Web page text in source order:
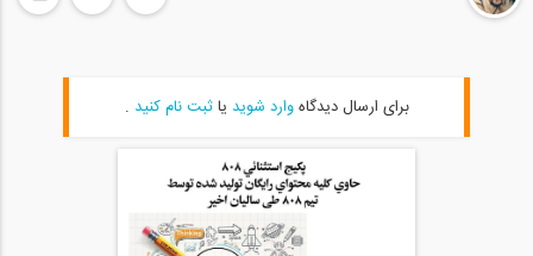
02:58
اصول مدیریت ساخت- مقدمه (ترجمه و دوبله...
برای ارسال دیدگاهوارد شوید یاثبت نام کنید .